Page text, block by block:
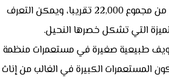
مليون سنة ــ وتنوعت بعد نُشُوء النباتات المزهرة، وتم تصنيف أكثر من 12,500 نوع من مجموع 22,000 تقريبا، ويمكن التعرف
التي تشكل خصرها النحيل.
طبيعية صغيرة في مستعمرات منظمة
المستعمرات الكبيرة في الغالب من إناث